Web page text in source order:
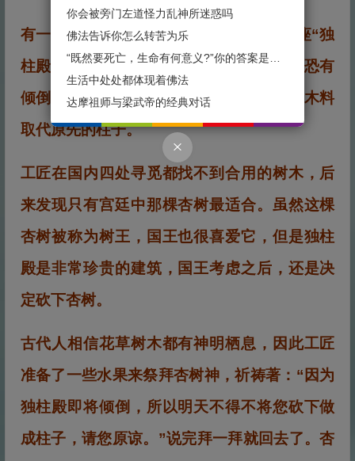
有一天，宫里的人向国王报告，宫廷中一座“独
柱殿”因年代久远，只靠一根大柱子支撑，恐有
倾倒之虞。于是，国王指派工匠用最好的木料
取代原先的柱子。
工匠在国内四处寻觅都找不到合用的树木，后
来发现只有宫廷中那棵杏树最适合。虽然这棵
杏树被称为树王，国王也很喜爱它，但是独柱
殿是非常珍贵的建筑，国王考虑之后，还是决
定砍下杏树。
古代人相信花草树木都有神明栖息，因此工匠
准备了一些水果来祭拜杏树神，祈祷著：“因为
独柱殿即将倾倒，所以明天不得不将您砍下做
成柱子，请您原谅。”说完拜一拜就回去了。杏
你会被旁门左道怪力乱神所迷惑吗
佛法告诉你怎么转苦为乐
“既然要死亡，生命有何意义?”你的答案是什么？
生活中处处都体现着佛法
达摩祖师与梁武帝的经典对话